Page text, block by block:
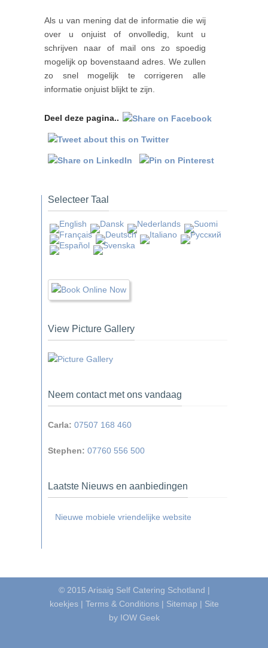
Als u van mening dat de informatie die wij
over u onjuist of onvolledig, kunt u
schrijven naar of mail ons zo spoedig
mogelijk op bovenstaand adres. We zullen
zo snel mogelijk te corrigeren alle
informatie onjuist blijkt te zijn.
Deel deze pagina..
Selecteer Taal
View Picture Gallery
Neem contact met ons vandaag
Carla: 07507 168 460
Stephen: 07760 556 500
Laatste Nieuws en aanbiedingen
Nieuwe mobiele vriendelijke website
© 2015 Arisaig Self Catering Schotland |
koekjes| Terms & Conditions| Sitemap | Site
by IOW Geek